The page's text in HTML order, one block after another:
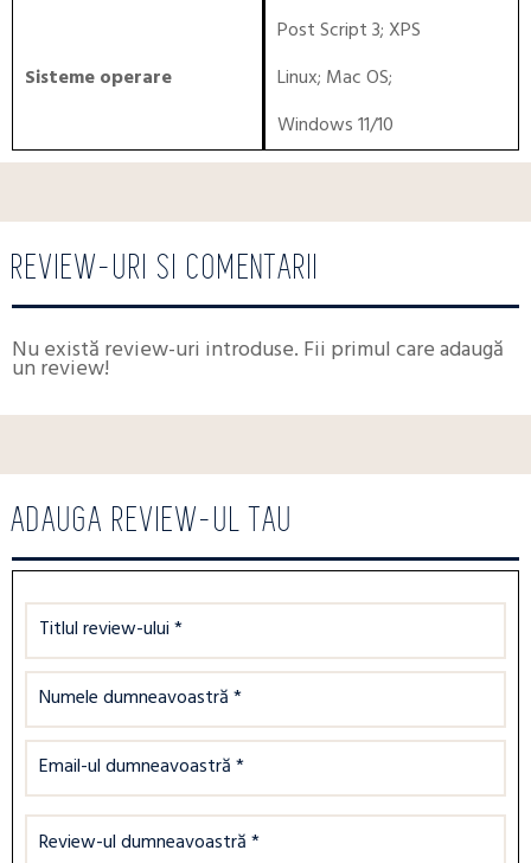
Post Script 3; XPS
Sisteme operare
Linux; Mac OS;
Windows 11/10
REVIEW-URI SI COMENTARII
Nu există review-uri introduse. Fii primul care adaugă
un review!
ADAUGA REVIEW-UL TAU